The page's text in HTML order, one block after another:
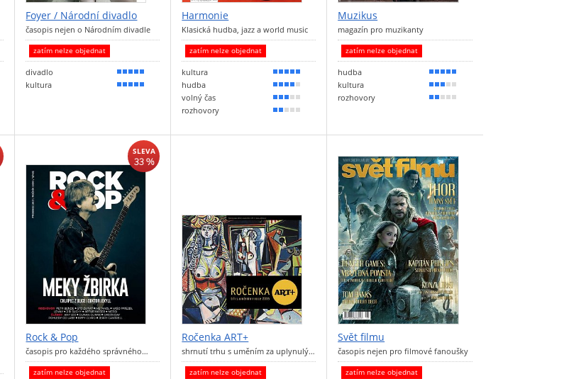
Foyer / Národní divadlo
časopis nejen o Národním divadle
zatím nelze objednat
divadlo
100 %
kultura
90 %
Harmonie
Klasická hudba, jazz a world music
zatím nelze objednat
kultura
90 %
hudba
80 %
volný čas
50 %
rozhovory
40 %
Muzikus
magazín pro muzikanty
zatím nelze objednat
hudba
90 %
kultura
60 %
rozhovory
30 %
SLEVA
33 %
Rock & Pop
časopis pro každého správného…
zatím nelze objednat
Ročenka ART+
shrnutí trhu s uměním za uplynulý…
zatím nelze objednat
Svět filmu
časopis nejen pro filmové fanoušky
zatím nelze objednat